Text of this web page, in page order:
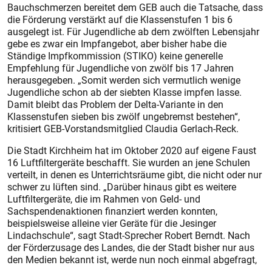
Bauchschmerzen bereitet dem GEB auch die Tatsache, dass
die Förderung verstärkt auf die Klassenstufen 1 bis 6
ausgelegt ist. Für Jugendliche ab dem zwölften Lebensjahr
gebe es zwar ein Impfangebot, aber bisher habe die
Ständige Impfkommission (STIKO) keine generelle
Empfehlung für Jugendliche von zwölf bis 17 Jahren
herausgegeben. „Somit werden sich vermutlich wenige
Jugendliche schon ab der siebten Klasse impfen lasse.
Damit bleibt das Problem der Delta-Variante in den
Klassenstufen sieben bis zwölf ungebremst bestehen“,
kritisiert GEB-Vorstandsmitglied Claudia Gerlach-Reck.
Die Stadt Kirchheim hat im Oktober 2020 auf eigene Faust
16 Luftfiltergeräte beschafft. Sie wurden an jene Schulen
verteilt, in denen es Unterrichtsräume gibt, die nicht oder nur
schwer zu lüften sind. „Darüber hinaus gibt es weitere
Luftfiltergeräte, die im Rahmen von Geld- und
Sachspendenaktionen finanziert werden konnten,
beispielsweise alleine vier Geräte für die Jesinger
Lindachschule“, sagt Stadt-Sprecher Robert Berndt. Nach
der Förderzusage des Landes, die der Stadt bisher nur aus
den Medien bekannt ist, werde nun noch einmal abgefragt,